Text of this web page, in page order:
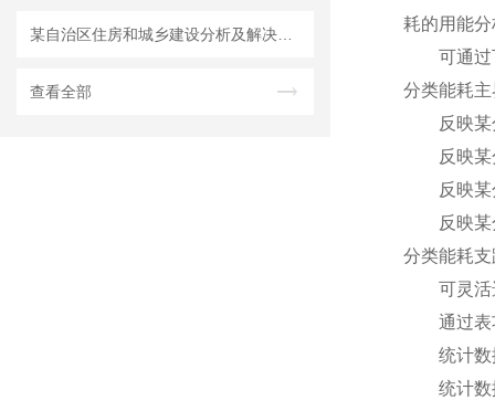
查看全部
耗的用能
可通过下
分类能耗主
反映某分
反映某分
反映某分
反映某分
分类能耗
可灵活选
通过表功
统计数据
统计数